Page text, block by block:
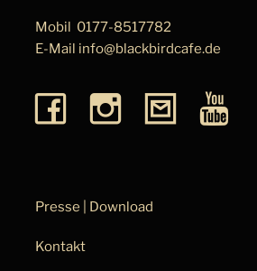
Mobil 0177-8517782
E-Mail info@blackbirdcafe.de
Presse | Download
Kontakt